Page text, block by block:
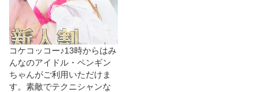
コケコッコー♪13時からはみ
んなのアイドル・ペンギン
ちゃんがご利用いただけま
す。素敵でテクニシャンな